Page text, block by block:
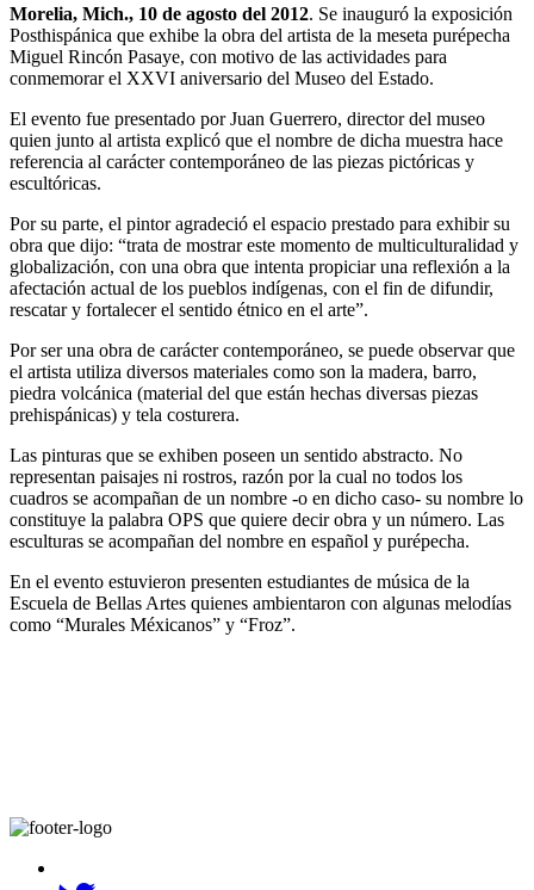
Morelia, Mich., 10 de agosto del 2012. Se inauguró la exposición
Posthispánica que exhibe la obra del artista de la meseta purépecha
Miguel Rincón Pasaye, con motivo de las actividades para
conmemorar el XXVI aniversario del Museo del Estado.
El evento fue presentado por Juan Guerrero, director del museo
quien junto al artista explicó que el nombre de dicha muestra hace
referencia al carácter contemporáneo de las piezas pictóricas y
escultóricas.
Por su parte, el pintor agradeció el espacio prestado para exhibir su
obra que dijo: “trata de mostrar este momento de multiculturalidad y
globalización, con una obra que intenta propiciar una reflexión a la
afectación actual de los pueblos indígenas, con el fin de difundir,
rescatar y fortalecer el sentido étnico en el arte”.
Por ser una obra de carácter contemporáneo, se puede observar que
el artista utiliza diversos materiales como son la madera, barro,
piedra volcánica (material del que están hechas diversas piezas
prehispánicas) y tela costurera.
Las pinturas que se exhiben poseen un sentido abstracto. No
representan paisajes ni rostros, razón por la cual no todos los
cuadros se acompañan de un nombre -o en dicho caso- su nombre lo
constituye la palabra OPS que quiere decir obra y un número. Las
esculturas se acompañan del nombre en español y purépecha.
En el evento estuvieron presenten estudiantes de música de la
Escuela de Bellas Artes quienes ambientaron con algunas melodías
como “Murales Méxicanos” y “Froz”.